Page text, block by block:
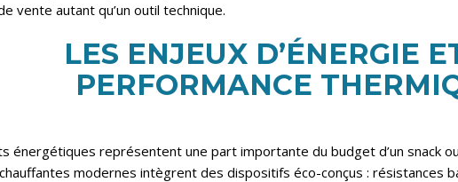
vente autant qu’un outil technique.
LES ENJEUX D’ÉNERGIE
PERFORMANCE
énergétiques représentent une part importante du budget d’un snack ou
modernes intègrent des dispositifs éco-conçus : résistances